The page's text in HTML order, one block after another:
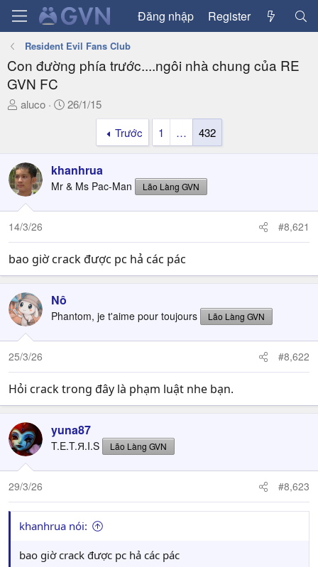
Đăng nhập Register
Resident Evil Fans Club
Con đường phía trước....ngôi nhà chung của RE
GVN FC
T
a
d
s
t
a
e
aluco
N
ử
i
26/1/15
Trước
1 … 432
khanhrua
Mr & Ms Pac-Man Lão Làng GVN
14/3/26 #8,621
bao giờ crack được pc hả các pác
Nô
Phantom, je t'aime pour toujours Lão Làng GVN
25/3/26 #8,622
Hỏi crack trong đây là phạm luật nhe bạn.
yuna87
T.E.T.Я.I.S Lão Làng GVN
29/3/26 #8,623
khanhrua nói:
bao giờ crack được pc hả các pác